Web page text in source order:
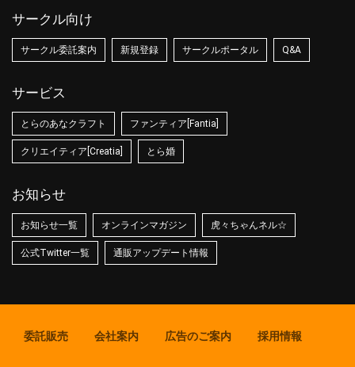
サークル向け
サークル委託案内 新規登録 サークルポータル Q&A
サービス
とらのあなクラフト ファンティア[Fantia]
クリエイティア[Creatia] とら婚
お知らせ
お知らせ一覧 オンラインマガジン 虎々ちゃんネル☆
公式Twitter一覧 通販アップデート情報
委託販売 会社案内 広告のご案内 採用情報